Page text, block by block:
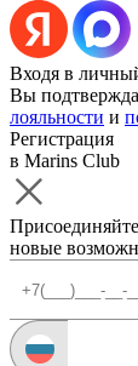
Входя в
Вы
лояльности и
Регистрация
в Marins Club
новые